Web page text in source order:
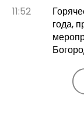
11:52
года,